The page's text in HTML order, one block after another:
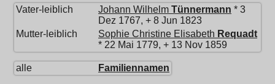
Vater-leiblich Johann Wilhelm Tünnermann * 3
Dez 1767, + 8 Jun 1823
Mutter-leiblich
Sophie Christine Elisabeth Requadt
* 22 Mai 1779, + 13 Nov 1859
alle Familiennamen